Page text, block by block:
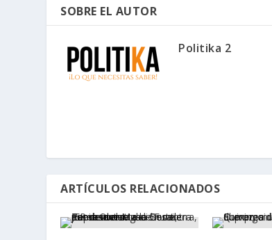
SOBRE EL AUTOR
Politika 2
ARTÍCULOS RELACIONADOS